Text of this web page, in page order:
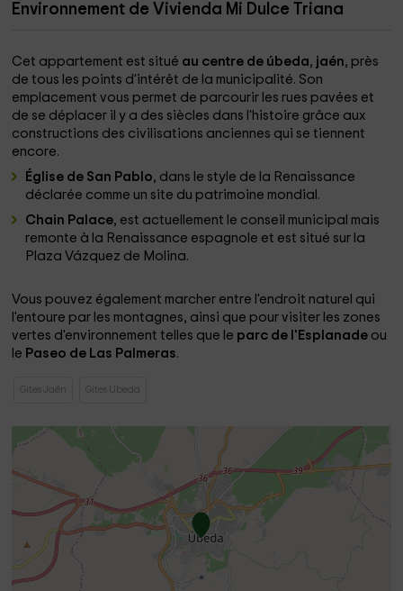
Environnement de Vivienda Mi Dulce Triana
Cet appartement est situé au centre de úbeda, jaén, près
de tous les points d'intérêt de la municipalité. Son
emplacement vous permet de parcourir les rues pavées et
de se déplacer il y a des siècles dans l'histoire grâce aux
constructions des civilisations anciennes qui se tiennent
encore.
Église de San Pablo, dans le style de la Renaissance
déclarée comme un site du patrimoine mondial.
Chain Palace, est actuellement le conseil municipal mais
remonte à la Renaissance espagnole et est situé sur la
Plaza Vázquez de Molina.
Vous pouvez également marcher entre l'endroit naturel qui
l'entoure par les montagnes, ainsi que pour visiter les zones
vertes d'environnement telles que le parc de l'Esplanade ou
le Paseo de Las Palmeras.
Gites Jaén Gites Ubeda